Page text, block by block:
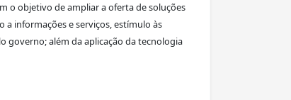
o objetivo de ampliar a oferta de soluções
a informações e serviços, estímulo às
governo; além da aplicação da tecnologia